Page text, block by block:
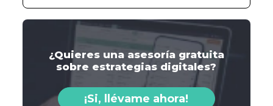
¿Quieres una asesoría gratuita
sobre estrategias digitales?
¡Si, llévame ahora!